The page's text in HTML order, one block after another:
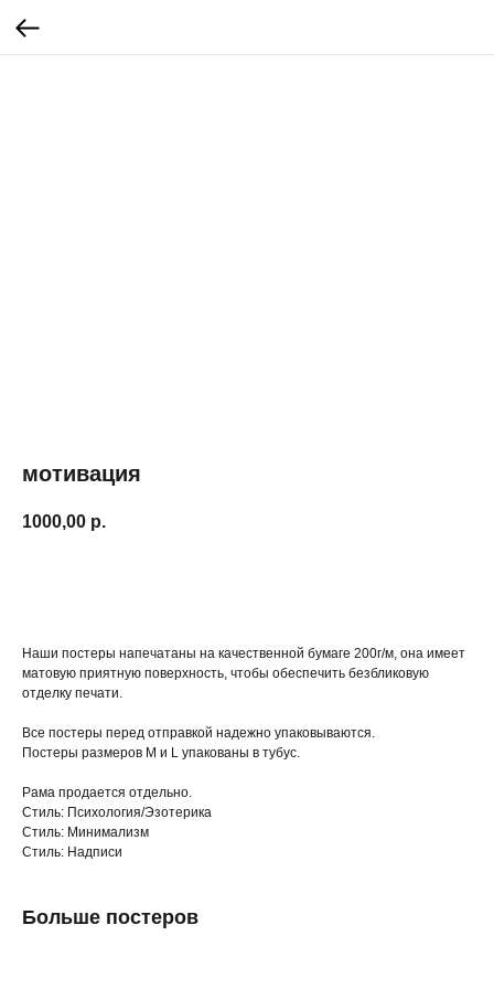
мотивация
1000,00 р.
Наши постеры напечатаны на качественной бумаге 200г/м, она имеет
матовую приятную поверхность, чтобы обеспечить безбликовую
отделку печати.
Все постеры перед отправкой надежно упаковываются.
Постеры размеров M и L упакованы в тубус.
Рама продается отдельно.
Стиль: Психология/Эзотерика
Стиль: Минимализм
Стиль: Надписи
Больше постеров